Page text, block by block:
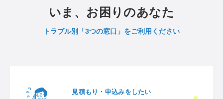
いま、お困りのあなた
トラブル別「3つの窓口」をご利用ください
見積もり・申込みをしたい